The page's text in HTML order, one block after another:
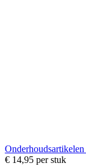
Onderhoudsartikelen
€ 14,95 per stuk